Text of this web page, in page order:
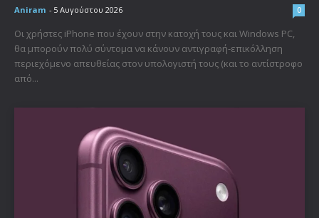
Aniram - 5 Αυγούστου 2026 0
Οι χρήστες iPhone που έχουν στην κατοχή τους και Windows PC,
θα μπορούν πολύ σύντομα να κάνουν αντιγραφή-επικόλληση
περιεχόμενο απευθείας στον υπολογιστή τους (και το αντίστροφο
από...